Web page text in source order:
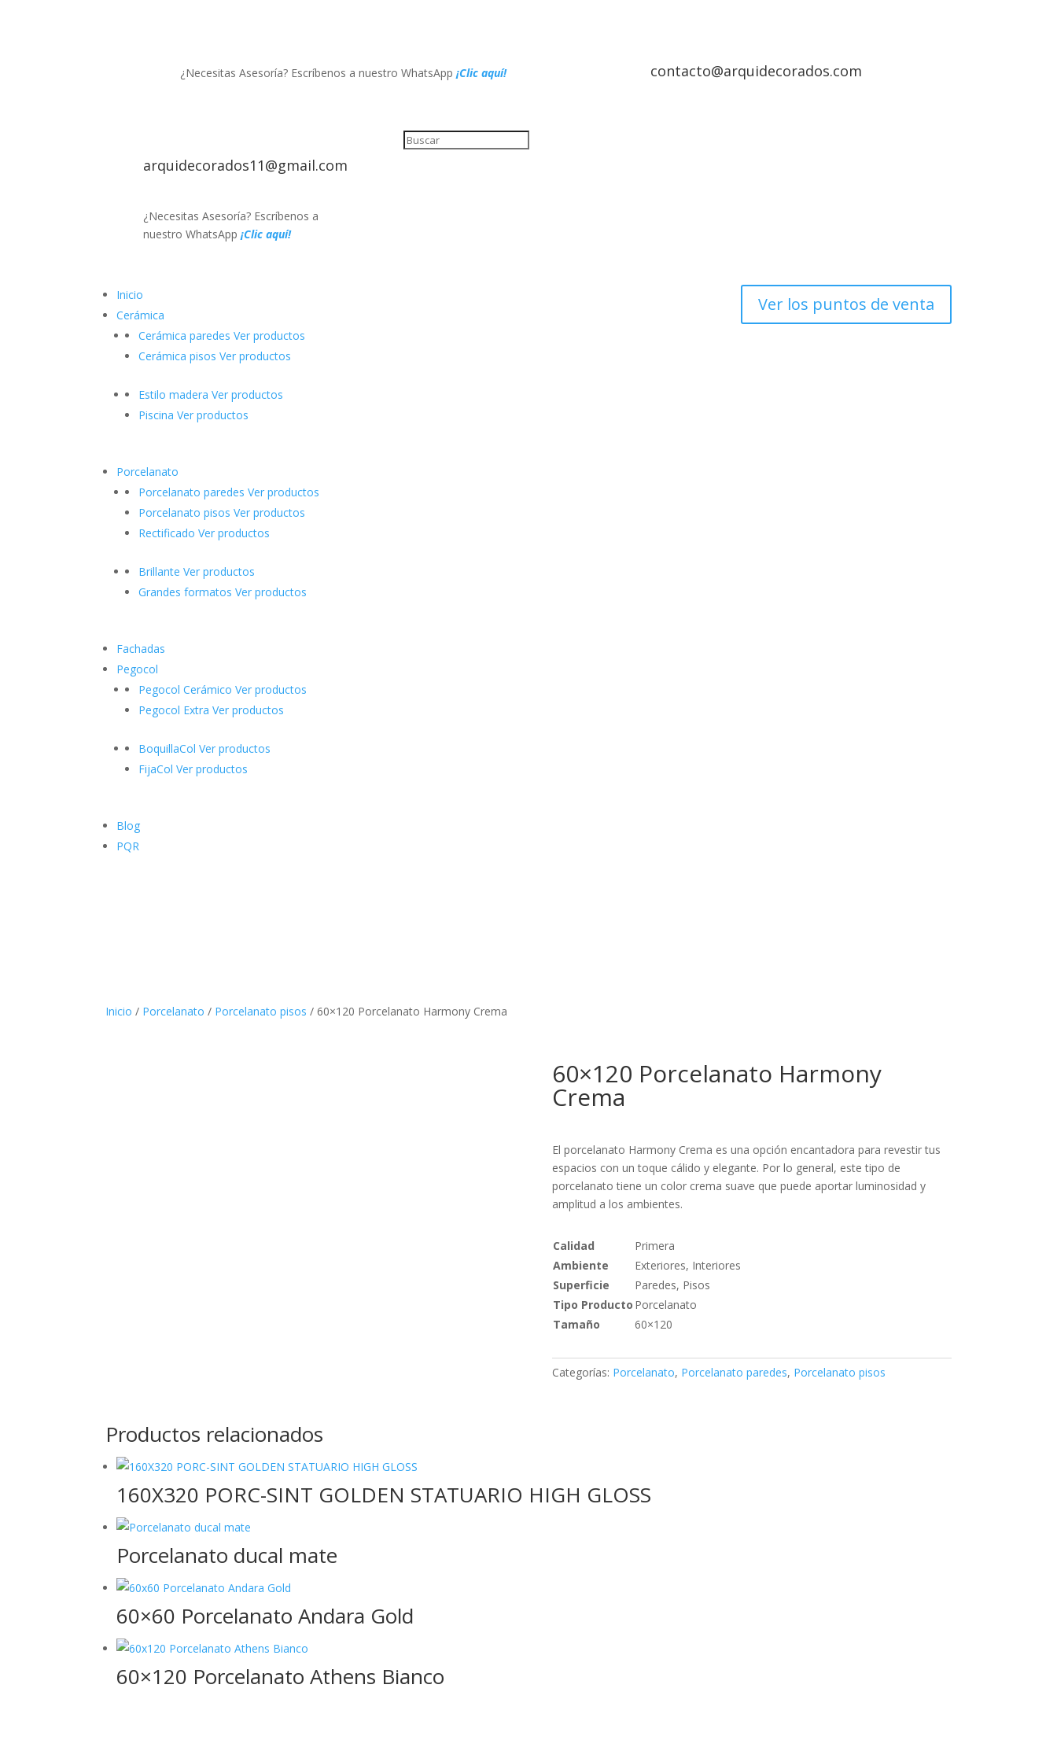
¿Necesitas Asesoría? Escríbenos a nuestro WhatsApp ¡Clic aquí! contacto@arquidecorados.com
arquidecorados11@gmail.com
¿Necesitas Asesoría? Escríbenos a
nuestro WhatsApp ¡Clic aquí!
Inicio
Cerámica
Cerámica paredes Ver productos
Cerámica pisos Ver productos
Estilo madera Ver productos
Piscina Ver productos
Porcelanato
Porcelanato paredes Ver productos
Porcelanato pisos Ver productos
Rectificado Ver productos
Brillante Ver productos
Grandes formatos Ver productos
Fachadas
Pegocol
Pegocol Cerámico Ver productos
Pegocol Extra Ver productos
BoquillaCol Ver productos
FijaCol Ver productos
Blog
PQR
Ver los puntos de venta
Inicio / Porcelanato / Porcelanato pisos / 60×120 Porcelanato Harmony Crema
60×120 Porcelanato Harmony
Crema
El porcelanato Harmony Crema es una opción encantadora para revestir tus
espacios con un toque cálido y elegante. Por lo general, este tipo de
porcelanato tiene un color crema suave que puede aportar luminosidad y
amplitud a los ambientes.
Calidad
Primera
Ambiente
Exteriores, Interiores
Superficie
Paredes, Pisos
Tipo Producto Porcelanato
Tamaño
60×120
Categorías: Porcelanato, Porcelanato paredes, Porcelanato pisos
Productos relacionados
160X320 PORC-SINT GOLDEN STATUARIO HIGH GLOSS
Porcelanato ducal mate
60×60 Porcelanato Andara Gold
60×120 Porcelanato Athens Bianco